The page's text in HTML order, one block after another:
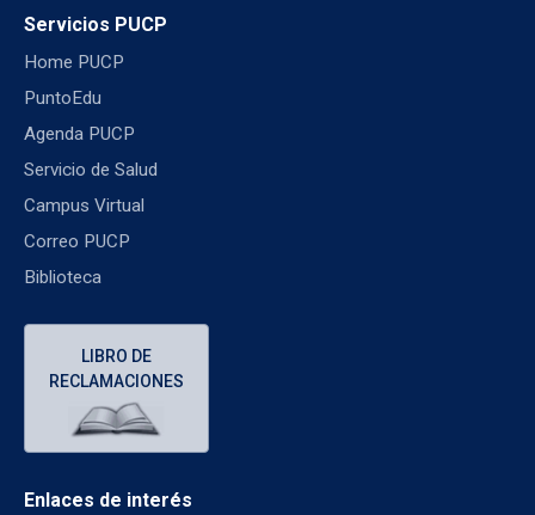
Servicios PUCP
Home PUCP
PuntoEdu
Agenda PUCP
Servicio de Salud
Campus Virtual
Correo PUCP
Biblioteca
LIBRO DE
RECLAMACIONES
Enlaces de interés